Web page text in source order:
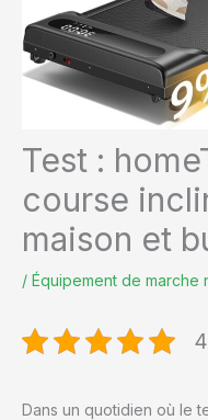
Test :
course
maison et
/ Équipement de marche
Dans un quotidien où le